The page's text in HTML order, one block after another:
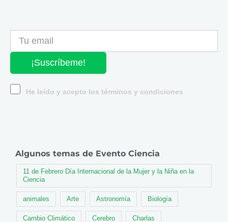
¡Suscríbeme!
He leído y acepto los términos y condiciones
Algunos temas de Evento Ciencia
11 de Febrero Día Internacional de la Mujer y la Niña en la
Ciencia
animales Arte Astronomía Biología
Cambio Climático Cerebro Charlas